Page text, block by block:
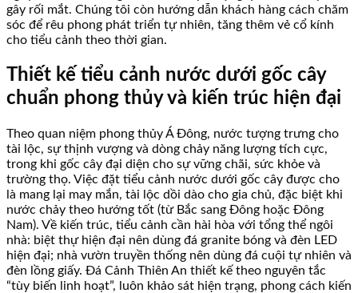
gây rối mắt. Chúng tôi còn hướng dẫn khách hàng cách chăm
sóc để rêu phong phát triển tự nhiên, tăng thêm vẻ cổ kính
cho tiểu cảnh theo thời gian.
Thiết kế tiểu cảnh nước dưới gốc cây
chuẩn phong thủy và kiến trúc hiện đại
Theo quan niệm phong thủy Á Đông, nước tượng trưng cho
tài lộc, sự thịnh vượng và dòng chảy năng lượng tích cực,
trong khi gốc cây đại diện cho sự vững chãi, sức khỏe và
trường thọ. Việc đặt tiểu cảnh nước dưới gốc cây được cho
là mang lại may mắn, tài lộc dồi dào cho gia chủ, đặc biệt khi
nước chảy theo hướng tốt (từ Bắc sang Đông hoặc Đông
Nam). Về kiến trúc, tiểu cảnh cần hài hòa với tổng thể ngôi
nhà: biệt thự hiện đại nên dùng đá granite bóng và đèn LED
hiện đại; nhà vườn truyền thống nên dùng đá cuội tự nhiên và
đèn lồng giấy. Đá Cảnh Thiên An thiết kế theo nguyên tắc
“tùy biến linh hoạt”, luôn khảo sát hiện trạng, phong cách kiến